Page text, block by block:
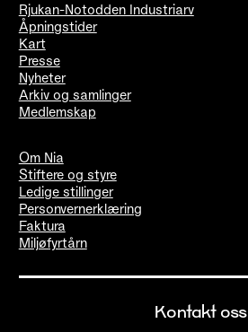
Rjukan-Notodden Industriarv
Åpningstider
Kart
Presse
Nyheter
Arkiv og samlinger
Medlemskap
Om Nia
Stiftere og styre
Ledige stillinger
Personvernerklæring
Faktura
Miljøfyrtårn
Kontakt oss